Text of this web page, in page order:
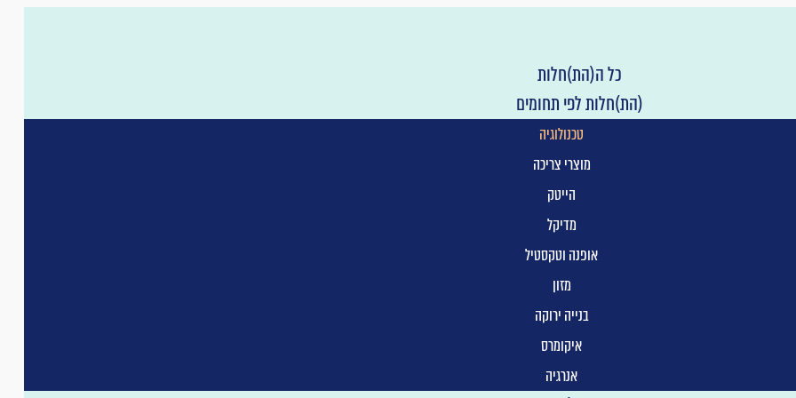
כל ה(הת)חלות
(הת)חלות לפי תחומים
טכנולוגיה
מוצרי צריכה
הייטק
מדיקל
אופנה וטקסטיל
מזון
בנייה ירוקה
איקומרס
אנרגיה